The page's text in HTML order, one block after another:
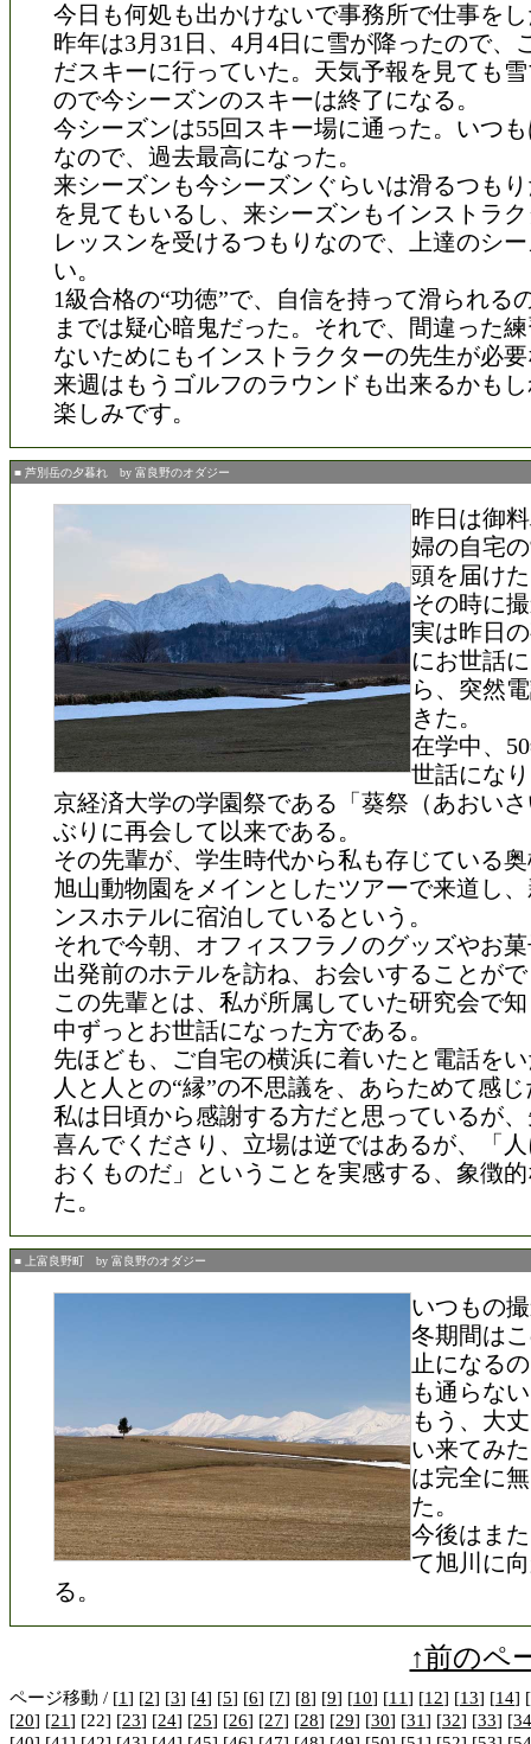
今日も何処も出かけないで事務所で仕事を
昨年は3月31日、4月4日に雪が降ったので、
だスキーに行っていた。天気予報を見ても
ので今シーズンのスキーは終了になる。
今シーズンは55回スキー場に通った。いつ
なので、過去最高になった。
来シーズンも今シーズンぐらいは滑るつもり
を見てもいるし、来シーズンもインストラ
レッスンを受けるつもりなので、上達のシ
い。
1級合格の“功徳”で、自信を持って滑られる
までは疑心暗鬼だった。それで、間違った
ないためにもインストラクターの先生が必
来週はもうゴルフのラウンドも出来るかも
楽しみです。
■ 芦別岳の夕暮れ by 富良野のオダジー
昨日は御
婦の自宅
頭を届け
その時に
実は昨日
にお世話
ら、突然
きた。
在学中、
世話にな
京経済大学の学園祭である「葵祭（あおい
ぶりに再会して以来である。
その先輩が、学生時代から私も存じている
旭山動物園をメインとしたツアーで来道し
ンスホテルに宿泊しているという。
それで今朝、オフィスフラノのグッズやお
出発前のホテルを訪ね、お会いすることが
この先輩とは、私が所属していた研究会で
中ずっとお世話になった方である。
先ほども、ご自宅の横浜に着いたと電話を
人と人との“縁”の不思議を、あらためて感
私は日頃から感謝する方だと思っているが
喜んでくださり、立場は逆ではあるが、「
おくものだ」ということを実感する、象徴
た。
■ 上富良野町 by 富良野のオダジー
いつもの
冬期間は
止になる
も通らな
もう、大
い来てみ
は完全に
た。
今後はま
て旭川に
る。
↑前のペ
ページ移動 / [1] [2] [3] [4] [5] [6] [7] [8] [9] [10] [11] [12] [13] [14] [
[20] [21] [22] [23] [24] [25] [26] [27] [28] [29] [30] [31] [32] [33] [34